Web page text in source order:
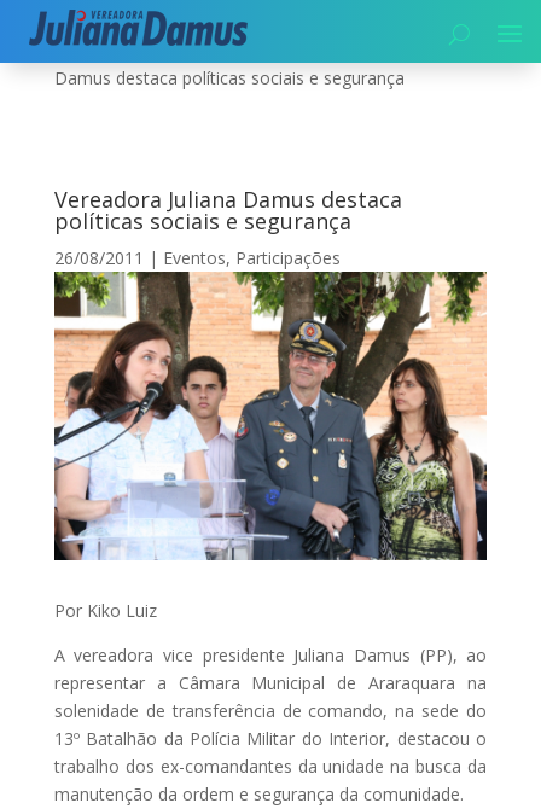
Início|Segurança|Eventos
Damus destaca políticas sociais e segurança
Vereadora Juliana Damus destaca
políticas sociais e segurança
26/08/2011 | Eventos, Participações
Por Kiko Luiz
A vereadora vice presidente Juliana Damus (PP), ao
representar a Câmara Municipal de Araraquara na
solenidade de transferência de comando, na sede do
13º Batalhão da Polícia Militar do Interior, destacou o
trabalho dos ex-comandantes da unidade na busca da
manutenção da ordem e segurança da comunidade.